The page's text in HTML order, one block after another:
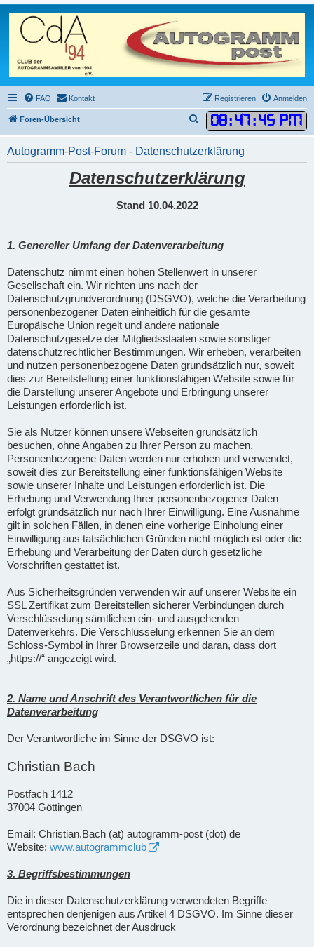
FAQ Kontakt Anmelden
Registrieren
Foren-Übersicht 08:47:46 PM
u
c
e
Autogramm-Post-Forum - Datenschutzerklärung
Datenschutzerklärung
Stand 10.04.2022
1. Genereller Umfang der Datenverarbeitung
Datenschutz nimmt einen hohen Stellenwert in unserer
Gesellschaft ein. Wir richten uns nach der
Datenschutzgrundverordnung (DSGVO), welche die Verarbeitung
personenbezogener Daten einheitlich für die gesamte
Europäische Union regelt und andere nationale
Datenschutzgesetze der Mitgliedsstaaten sowie sonstiger
datenschutzrechtlicher Bestimmungen. Wir erheben, verarbeiten
und nutzen personenbezogene Daten grundsätzlich nur, soweit
dies zur Bereitstellung einer funktionsfähigen Website sowie für
die Darstellung unserer Angebote und Erbringung unserer
Leistungen erforderlich ist.
Sie als Nutzer können unsere Webseiten grundsätzlich
besuchen, ohne Angaben zu Ihrer Person zu machen.
Personenbezogene Daten werden nur erhoben und verwendet,
soweit dies zur Bereitstellung einer funktionsfähigen Website
sowie unserer Inhalte und Leistungen erforderlich ist. Die
Erhebung und Verwendung Ihrer personenbezogener Daten
erfolgt grundsätzlich nur nach Ihrer Einwilligung. Eine Ausnahme
gilt in solchen Fällen, in denen eine vorherige Einholung einer
Einwilligung aus tatsächlichen Gründen nicht möglich ist oder die
Erhebung und Verarbeitung der Daten durch gesetzliche
Vorschriften gestattet ist.
Aus Sicherheitsgründen verwenden wir auf unserer Website ein
SSL Zertifikat zum Bereitstellen sicherer Verbindungen durch
Verschlüsselung sämtlichen ein- und ausgehenden
Datenverkehrs. Die Verschlüsselung erkennen Sie an dem
Schloss-Symbol in Ihrer Browserzeile und daran, dass dort
„https://“ angezeigt wird.
2. Name und Anschrift des Verantwortlichen für die
Datenverarbeitung
Der Verantwortliche im Sinne der DSGVO ist:
Christian Bach
Postfach 1412
37004 Göttingen
Email: Christian.Bach (at) autogramm-post (dot) de
Website: www.autogrammclub
3. Begriffsbestimmungen
Die in dieser Datenschutzerklärung verwendeten Begriffe
entsprechen denjenigen aus Artikel 4 DSGVO. Im Sinne dieser
Verordnung bezeichnet der Ausdruck